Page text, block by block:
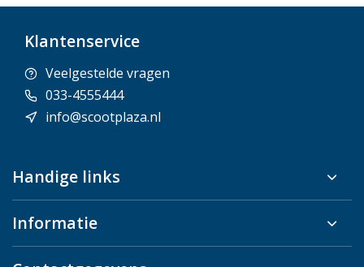
Klantenservice
Veelgestelde vragen
033-4555444
info@scootplaza.nl
Handige links
Informatie